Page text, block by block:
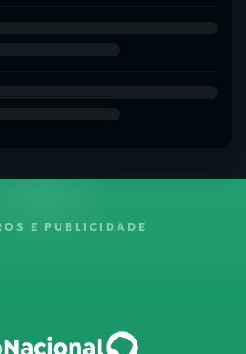
E PUBLICIDADE